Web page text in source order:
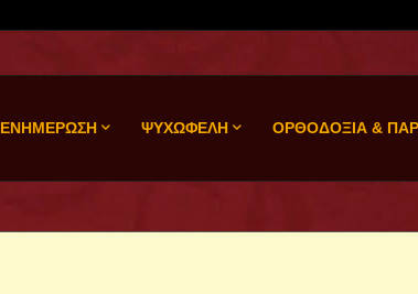
ΕΝΗΜΕΡΩΣΗ ΨΥΧΩΦΕΛΗ ΟΡΘΟΔΟΞΙΑ &